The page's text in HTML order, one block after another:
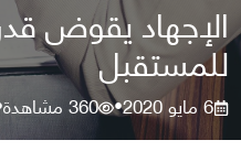
الإجهاد يقوض
للمستقبل
6 مايو 2020 •
360مشاهدة